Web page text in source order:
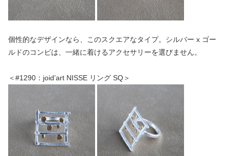
個性的なデザインなら、このスクエアなタイプ。シルバー x ゴー
ルドのコンビは、一緒に着けるアクセサリーを選びません。
＜#1290：joid’art NISSE リング SQ＞